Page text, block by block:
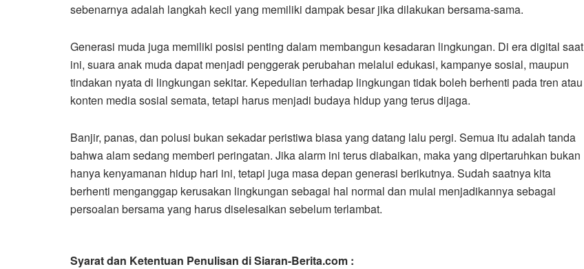
sebenarnya adalah langkah kecil yang memiliki dampak besar jika dilakukan bersama-sama.
Generasi muda juga memiliki posisi penting dalam membangun kesadaran lingkungan. Di era digital saat
ini, suara anak muda dapat menjadi penggerak perubahan melalui edukasi, kampanye sosial, maupun
tindakan nyata di lingkungan sekitar. Kepedulian terhadap lingkungan tidak boleh berhenti pada tren atau
konten media sosial semata, tetapi harus menjadi budaya hidup yang terus dijaga.
Banjir, panas, dan polusi bukan sekadar peristiwa biasa yang datang lalu pergi. Semua itu adalah tanda
bahwa alam sedang memberi peringatan. Jika alarm ini terus diabaikan, maka yang dipertaruhkan bukan
hanya kenyamanan hidup hari ini, tetapi juga masa depan generasi berikutnya. Sudah saatnya kita
berhenti menganggap kerusakan lingkungan sebagai hal normal dan mulai menjadikannya sebagai
persoalan bersama yang harus diselesaikan sebelum terlambat.
Syarat dan Ketentuan Penulisan di Siaran-Berita.com :